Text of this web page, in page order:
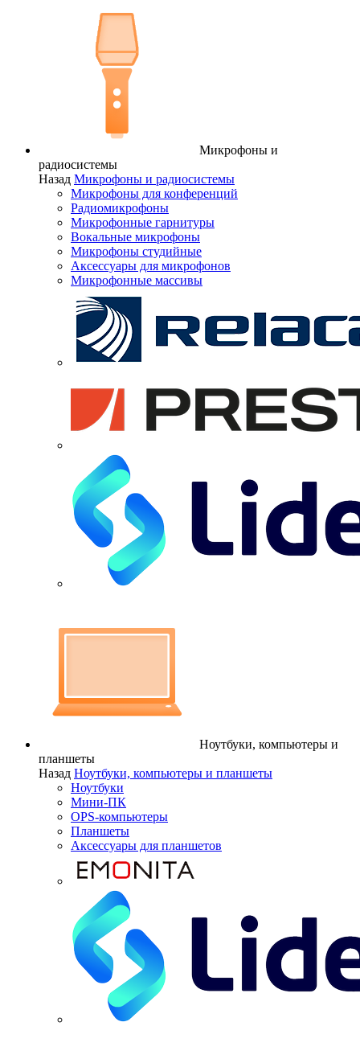
Микрофоны и
радиосистемы
Назад Микрофоны и радиосистемы
Микрофоны для конференций
Радиомикрофоны
Микрофонные гарнитуры
Вокальные микрофоны
Микрофоны студийные
Аксессуары для микрофонов
Микрофонные массивы
Ноутбуки, компьютеры и
планшеты
Назад Ноутбуки, компьютеры и планшеты
Ноутбуки
Мини-ПК
OPS-компьютеры
Планшеты
Аксессуары для планшетов